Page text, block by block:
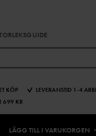
KÖP
LEVERANSTID 1-4
699 KR
LÄGG TILL I VARUKORGEN